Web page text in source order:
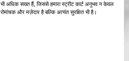
भी अधिक सख्त हैं, जिससे हमारा स्ट्रीट कार्ट अनुभव न केवल
रोमांचक और मज़ेदार है बल्कि अत्यंत सुरक्षित भी है।